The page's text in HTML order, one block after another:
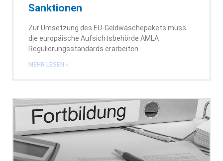
Sanktionen
Zur Umsetzung des EU-Geldwäschepakets muss
die europäische Aufsichtsbehörde AMLA
Regulierungsstandards erarbeiten.
MEHR LESEN »